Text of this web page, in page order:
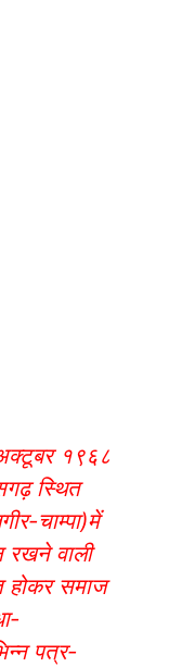
१९६८
स्थित
चाम्पा)में
रखने वाली
होकर समाज
पत्र-